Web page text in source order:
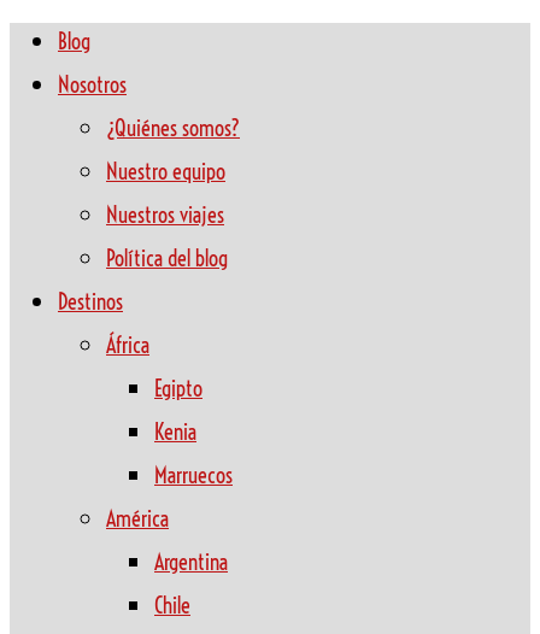
Blog
Nosotros
¿Quiénes somos?
Nuestro equipo
Nuestros viajes
Política del blog
Destinos
África
Egipto
Kenia
Marruecos
América
Argentina
Chile